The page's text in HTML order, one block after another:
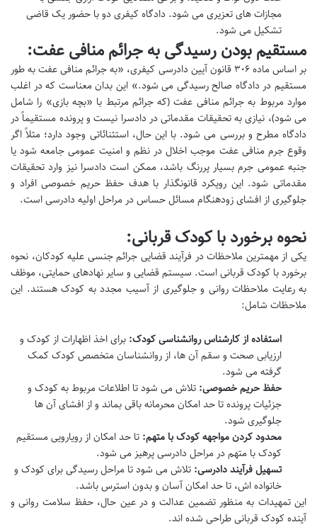
مجازات های تعزیری می شود. دادگاه کیفری دو با حضور یک قاضی
تشکیل می شود.
مستقیم بودن رسیدگی به جرائم منافی عفت:
بر اساس ماده ۳۰۶ قانون آیین دادرسی کیفری، «به جرائم منافی عفت به طور
مستقیم در دادگاه صالح رسیدگی می شود.» این بدان معناست که در اغلب
موارد مربوط به جرائم منافی عفت (که جرائم مرتبط با «بچه بازی» را شامل
می شود)، نیازی به تحقیقات مقدماتی در دادسرا نیست و پرونده مستقیماً در
دادگاه مطرح و بررسی می شود. با این حال، استثنائاتی وجود دارد؛ مثلاً اگر
وقوع جرم منافی عفت موجب اخلال در نظم و امنیت عمومی جامعه شود یا
جنبه عمومی جرم بسیار پررنگ باشد، ممکن است دادسرا نیز وارد تحقیقات
مقدماتی شود. این رویکرد قانونگذار با هدف حفظ حریم خصوصی افراد و
جلوگیری از افشای زودهنگام مسائل حساس در مراحل اولیه دادرسی است.
نحوه برخورد با کودک قربانی:
یکی از مهمترین ملاحظات در فرآیند قضایی جرائم جنسی علیه کودکان، نحوه
برخورد با کودک قربانی است. سیستم قضایی و سایر نهادهای حمایتی، موظف
به رعایت ملاحظات روانی و جلوگیری از آسیب مجدد به کودک هستند. این
ملاحظات شامل:
استفاده از کارشناس روانشناسی کودک: برای اخذ اظهارات از کودک و
ارزیابی صحت و سقم آن ها، از روانشناسان متخصص کودک کمک
گرفته می شود.
حفظ حریم خصوصی: تلاش می شود تا اطلاعات مربوط به کودک و
جزئیات پرونده تا حد امکان محرمانه باقی بماند و از افشای آن ها
جلوگیری شود.
محدود کردن مواجهه کودک با متهم: تا حد امکان از رویارویی مستقیم
کودک با متهم در مراحل دادرسی پرهیز می شود.
تسهیل فرآیند دادرسی: تلاش می شود تا مراحل رسیدگی برای کودک و
خانواده اش، تا حد امکان آسان و بدون استرس باشد.
این تمهیدات به منظور تضمین عدالت و در عین حال، حفظ سلامت روانی و
آینده کودک قربانی طراحی شده اند.